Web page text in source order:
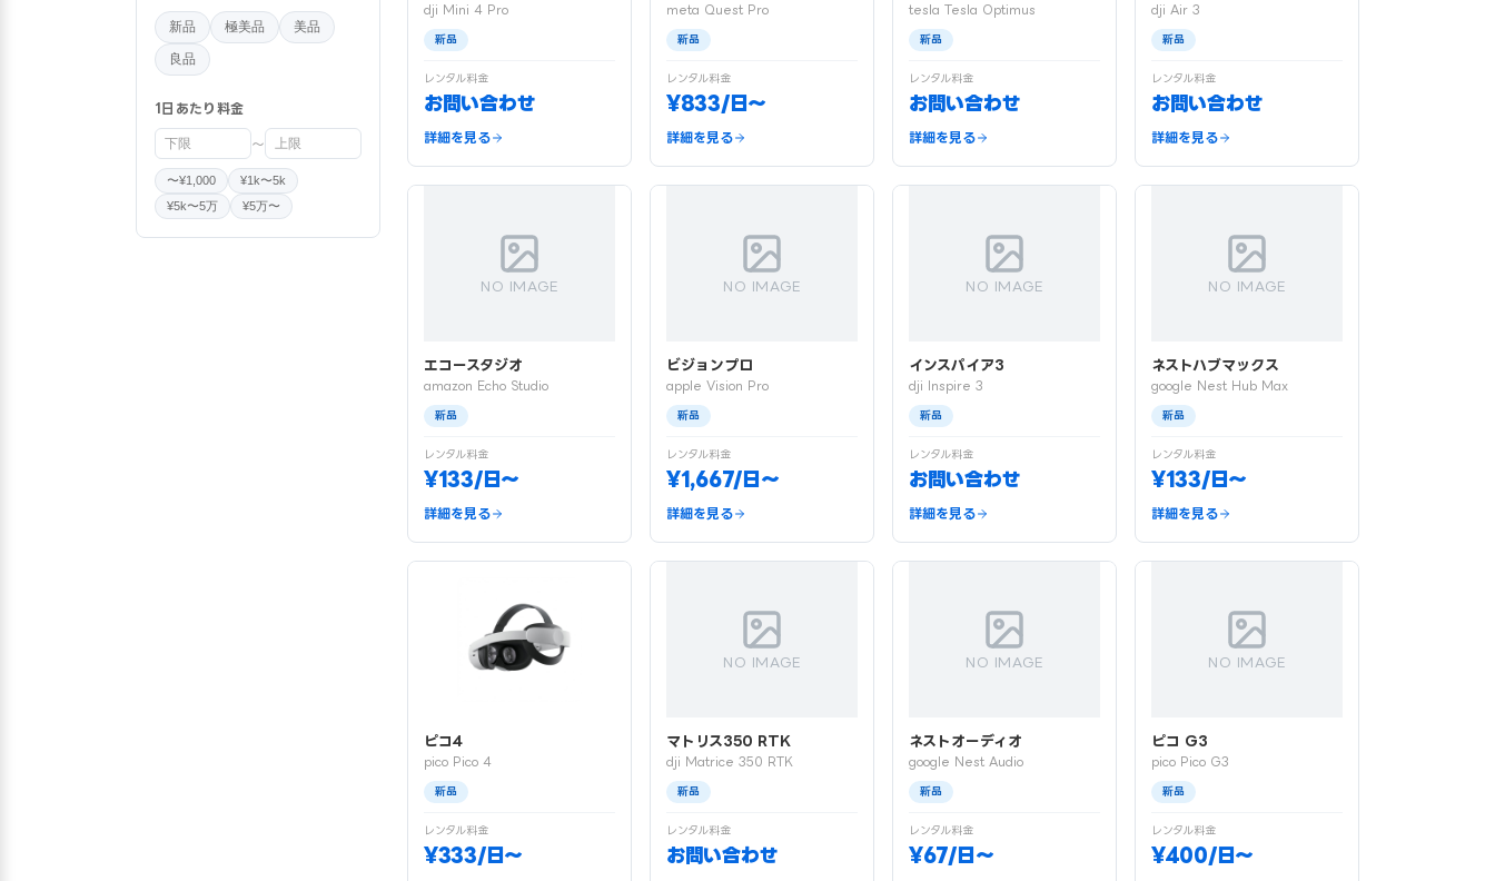
新品 極美品 美品
良品
1日あたり料金
〜
〜¥1,000
¥1k〜5k
¥5k〜5万
¥5万〜
dji Mini 4 Pro
新品
レンタル料金
お問い合わせ
詳細を見る
meta Quest Pro
新品
レンタル料金
¥833/日〜
詳細を見る
tesla Tesla Optimus
新品
レンタル料金
お問い合わせ
詳細を見る
dji Air 3
新品
レンタル料金
お問い合わせ
詳細を見る
NO IMAGE
エコースタジオ
amazon Echo Studio
新品
レンタル料金
¥133/日〜
詳細を見る
NO IMAGE
ビジョンプロ
apple Vision Pro
新品
レンタル料金
¥1,667/日〜
詳細を見る
NO IMAGE
インスパイア3
dji Inspire 3
新品
レンタル料金
お問い合わせ
詳細を見る
NO IMAGE
ネストハブマックス
google Nest Hub Max
新品
レンタル料金
¥133/日〜
詳細を見る
ピコ4
pico Pico 4
新品
レンタル料金
¥333/日〜
NO IMAGE
マトリス350 RTK
dji Matrice 350 RTK
新品
レンタル料金
お問い合わせ
NO IMAGE
ネストオーディオ
google Nest Audio
新品
レンタル料金
¥67/日〜
NO IMAGE
ピコ G3
pico Pico G3
新品
レンタル料金
¥400/日〜